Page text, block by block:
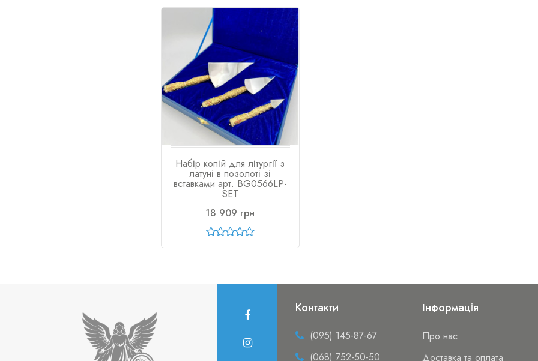
Набір копій для літургії з
латуні в позолоті зі
вставками арт. BG0566LP-
SET
18 909 грн
Контакти
(095) 145-87-67
(068) 752-50-50
Інформація
Про нас
Доставка та оплата